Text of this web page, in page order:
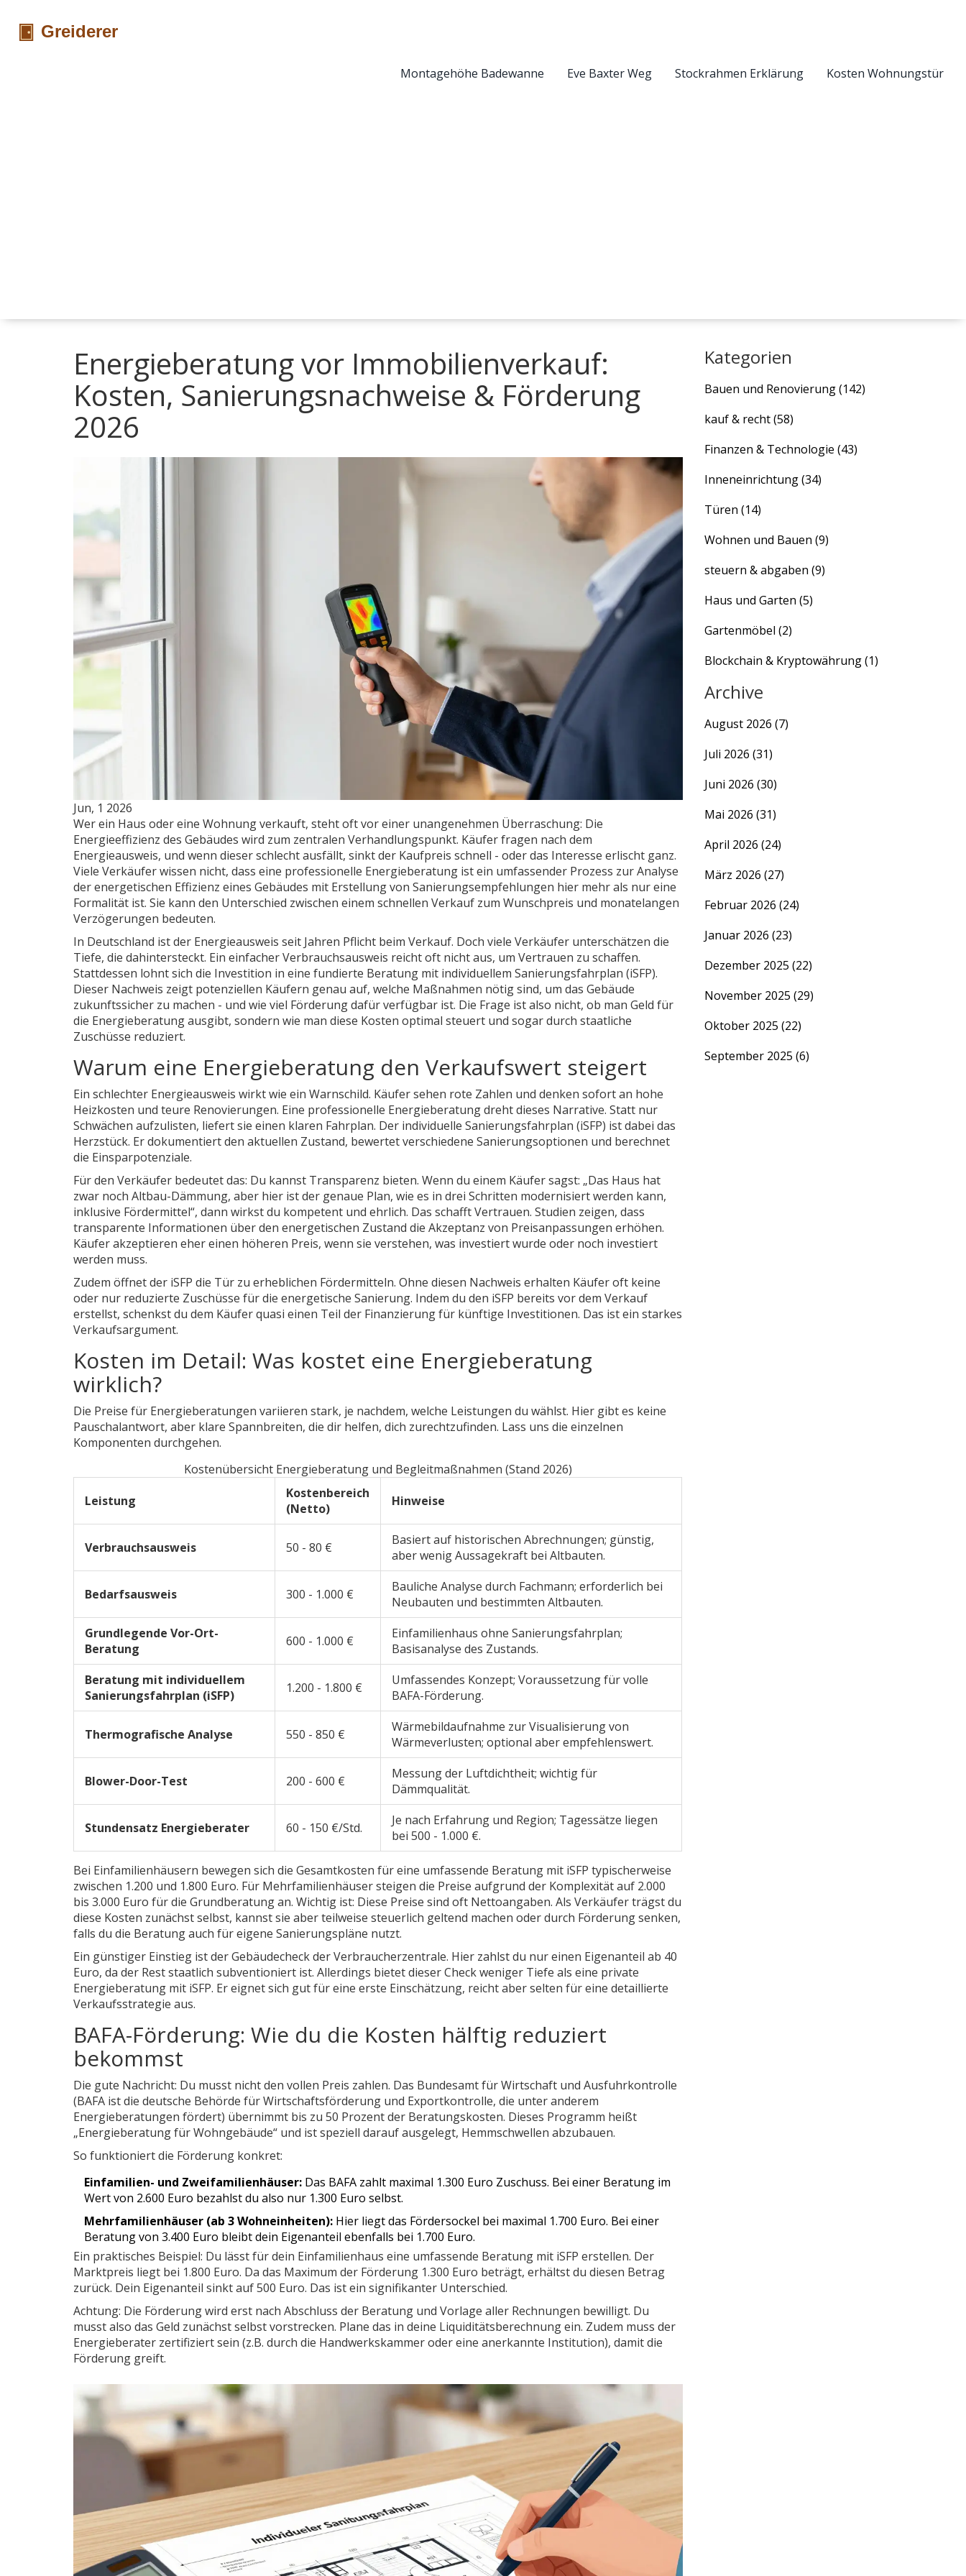
Montagehöhe Badewanne Eve Baxter Weg Stockrahmen Erklärung Kosten Wohnungstür
Energieberatung vor Immobilienverkauf:
Kosten, Sanierungsnachweise & Förderung
2026
Jun, 1 2026
Wer ein Haus oder eine Wohnung verkauft, steht oft vor einer unangenehmen Überraschung: Die
Energieeffizienz des Gebäudes wird zum zentralen Verhandlungspunkt. Käufer fragen nach dem
Energieausweis, und wenn dieser schlecht ausfällt, sinkt der Kaufpreis schnell - oder das Interesse erlischt ganz.
Viele Verkäufer wissen nicht, dass eine professionelle Energieberatung istein umfassender Prozess zur Analyse
der energetischen Effizienz eines Gebäudes mit Erstellung von Sanierungsempfehlungen hier mehr als nur eine
Formalität ist. Sie kann den Unterschied zwischen einem schnellen Verkauf zum Wunschpreis und monatelangen
Verzögerungen bedeuten.
In Deutschland ist der Energieausweis seit Jahren Pflicht beim Verkauf. Doch viele Verkäufer unterschätzen die
Tiefe, die dahintersteckt. Ein einfacher Verbrauchsausweis reicht oft nicht aus, um Vertrauen zu schaffen.
Stattdessen lohnt sich die Investition in eine fundierte Beratung mit individuellem Sanierungsfahrplan (iSFP).
Dieser Nachweis zeigt potenziellen Käufern genau auf, welche Maßnahmen nötig sind, um das Gebäude
zukunftssicher zu machen - und wie viel Förderung dafür verfügbar ist. Die Frage ist also nicht, ob man Geld für
die Energieberatung ausgibt, sondern wie man diese Kosten optimal steuert und sogar durch staatliche
Zuschüsse reduziert.
Warum eine Energieberatung den Verkaufswert steigert
Ein schlechter Energieausweis wirkt wie ein Warnschild. Käufer sehen rote Zahlen und denken sofort an hohe
Heizkosten und teure Renovierungen. Eine professionelle Energieberatung dreht dieses Narrative. Statt nur
Schwächen aufzulisten, liefert sie einen klaren Fahrplan. Der individuelle Sanierungsfahrplan (iSFP) ist dabei das
Herzstück. Er dokumentiert den aktuellen Zustand, bewertet verschiedene Sanierungsoptionen und berechnet
die Einsparpotenziale.
Für den Verkäufer bedeutet das: Du kannst Transparenz bieten. Wenn du einem Käufer sagst: „Das Haus hat
zwar noch Altbau-Dämmung, aber hier ist der genaue Plan, wie es in drei Schritten modernisiert werden kann,
inklusive Fördermittel“, dann wirkst du kompetent und ehrlich. Das schafft Vertrauen. Studien zeigen, dass
transparente Informationen über den energetischen Zustand die Akzeptanz von Preisanpassungen erhöhen.
Käufer akzeptieren eher einen höheren Preis, wenn sie verstehen, was investiert wurde oder noch investiert
werden muss.
Zudem öffnet der iSFP die Tür zu erheblichen Fördermitteln. Ohne diesen Nachweis erhalten Käufer oft keine
oder nur reduzierte Zuschüsse für die energetische Sanierung. Indem du den iSFP bereits vor dem Verkauf
erstellst, schenkst du dem Käufer quasi einen Teil der Finanzierung für künftige Investitionen. Das ist ein starkes
Verkaufsargument.
Kosten im Detail: Was kostet eine Energieberatung
wirklich?
Die Preise für Energieberatungen variieren stark, je nachdem, welche Leistungen du wählst. Hier gibt es keine
Pauschalantwort, aber klare Spannbreiten, die dir helfen, dich zurechtzufinden. Lass uns die einzelnen
Komponenten durchgehen.
Kostenübersicht Energieberatung und Begleitmaßnahmen (Stand 2026)
Leistung
Kostenbereich
(Netto)
Hinweise
Verbrauchsausweis 50 - 80 €
Basiert auf historischen Abrechnungen; günstig,
aber wenig Aussagekraft bei Altbauten.
Bedarfsausweis 300 - 1.000 €
Bauliche Analyse durch Fachmann; erforderlich bei
Neubauten und bestimmten Altbauten.
Grundlegende Vor-Ort-
Beratung
600 - 1.000 €
Einfamilienhaus ohne Sanierungsfahrplan;
Basisanalyse des Zustands.
Beratung mit individuellem
Sanierungsfahrplan (iSFP)
1.200 - 1.800 €
Umfassendes Konzept; Voraussetzung für volle
BAFA-Förderung.
Thermografische Analyse 550 - 850 €
Wärmebildaufnahme zur Visualisierung von
Wärmeverlusten; optional aber empfehlenswert.
Blower-Door-Test 200 - 600 €
Messung der Luftdichtheit; wichtig für
Dämmqualität.
Stundensatz Energieberater 60 - 150 €/Std.
Je nach Erfahrung und Region; Tagessätze liegen
bei 500 - 1.000 €.
Bei Einfamilienhäusern bewegen sich die Gesamtkosten für eine umfassende Beratung mit iSFP typischerweise
zwischen 1.200 und 1.800 Euro. Für Mehrfamilienhäuser steigen die Preise aufgrund der Komplexität auf 2.000
bis 3.000 Euro für die Grundberatung an. Wichtig ist: Diese Preise sind oft Nettoangaben. Als Verkäufer trägst du
diese Kosten zunächst selbst, kannst sie aber teilweise steuerlich geltend machen oder durch Förderung senken,
falls du die Beratung auch für eigene Sanierungspläne nutzt.
Ein günstiger Einstieg ist der Gebäudecheck der Verbraucherzentrale. Hier zahlst du nur einen Eigenanteil ab 40
Euro, da der Rest staatlich subventioniert ist. Allerdings bietet dieser Check weniger Tiefe als eine private
Energieberatung mit iSFP. Er eignet sich gut für eine erste Einschätzung, reicht aber selten für eine detaillierte
Verkaufsstrategie aus.
BAFA-Förderung: Wie du die Kosten hälftig reduziert
bekommst
Die gute Nachricht: Du musst nicht den vollen Preis zahlen. Das Bundesamt für Wirtschaft und Ausfuhrkontrolle
(BAFA istdie deutsche Behörde für Wirtschaftsförderung und Exportkontrolle, die unter anderem
Energieberatungen fördert) übernimmt bis zu 50 Prozent der Beratungskosten. Dieses Programm heißt
„Energieberatung für Wohngebäude“ und ist speziell darauf ausgelegt, Hemmschwellen abzubauen.
So funktioniert die Förderung konkret:
Einfamilien- und Zweifamilienhäuser: Das BAFA zahlt maximal 1.300 Euro Zuschuss. Bei einer Beratung im
Wert von 2.600 Euro bezahlst du also nur 1.300 Euro selbst.
Mehrfamilienhäuser (ab 3 Wohneinheiten): Hier liegt das Fördersockel bei maximal 1.700 Euro. Bei einer
Beratung von 3.400 Euro bleibt dein Eigenanteil ebenfalls bei 1.700 Euro.
Ein praktisches Beispiel: Du lässt für dein Einfamilienhaus eine umfassende Beratung mit iSFP erstellen. Der
Marktpreis liegt bei 1.800 Euro. Da das Maximum der Förderung 1.300 Euro beträgt, erhältst du diesen Betrag
zurück. Dein Eigenanteil sinkt auf 500 Euro. Das ist ein signifikanter Unterschied.
Achtung: Die Förderung wird erst nach Abschluss der Beratung und Vorlage aller Rechnungen bewilligt. Du
musst also das Geld zunächst selbst vorstrecken. Plane das in deine Liquiditätsberechnung ein. Zudem muss der
Energieberater zertifiziert sein (z.B. durch die Handwerkskammer oder eine anerkannte Institution), damit die
Förderung greift.
Kategorien
Bauen und Renovierung(142)
kauf & recht(58)
Finanzen & Technologie (43)
Inneneinrichtung(34)
Türen (14)
Wohnen und Bauen (9)
steuern & abgaben (9)
Haus und Garten (5)
Gartenmöbel (2)
Blockchain & Kryptowährung(1)
Archive
August 2026 (7)
Juli 2026 (31)
Juni 2026 (30)
Mai 2026 (31)
April 2026 (24)
März 2026 (27)
Februar 2026 (24)
Januar 2026 (23)
Dezember 2025 (22)
November 2025 (29)
Oktober 2025 (22)
September 2025 (6)